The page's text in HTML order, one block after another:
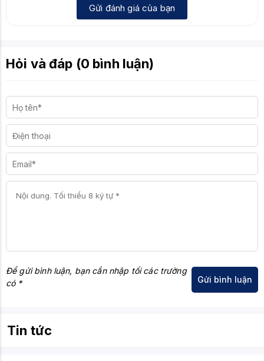
Gửi đánh giá của bạn
Hỏi và đáp (0 bình luận)
Để gửi bình luận, bạn cần nhập tối các trường
có *
Tin tức